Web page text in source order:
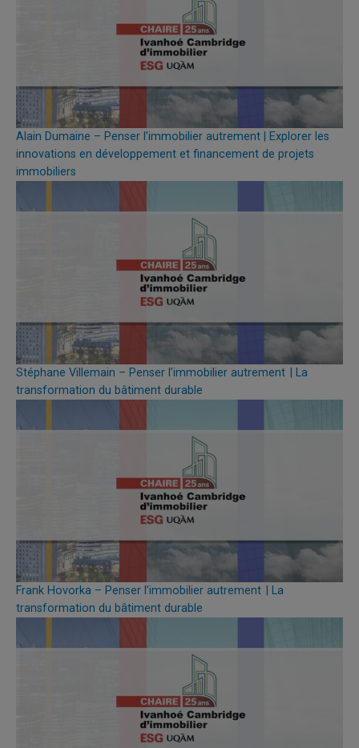
Alain Dumaine – Penser l’immobilier autrement | Explorer les
innovations en développement et financement de projets
immobiliers
Stéphane Villemain – Penser l’immobilier autrement | La
transformation du bâtiment durable
Frank Hovorka – Penser l’immobilier autrement | La
transformation du bâtiment durable